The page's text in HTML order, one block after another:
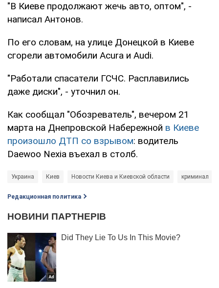
"В Киеве продолжают жечь авто, оптом", -
написал Антонов.
По его словам, на улице Донецкой в Киеве
сгорели автомобили Acura и Audi.
"Работали спасатели ГСЧС. Расплавились
даже диски", - уточнил он.
Как сообщал "Обозреватель", вечером 21
марта на Днепровской Набережной в Киеве
произошло ДТП со взрывом: водитель
Daewoo Nexia въехал в столб.
Украина Киев Новости Киева и Киевской области криминал
Редакционная политика